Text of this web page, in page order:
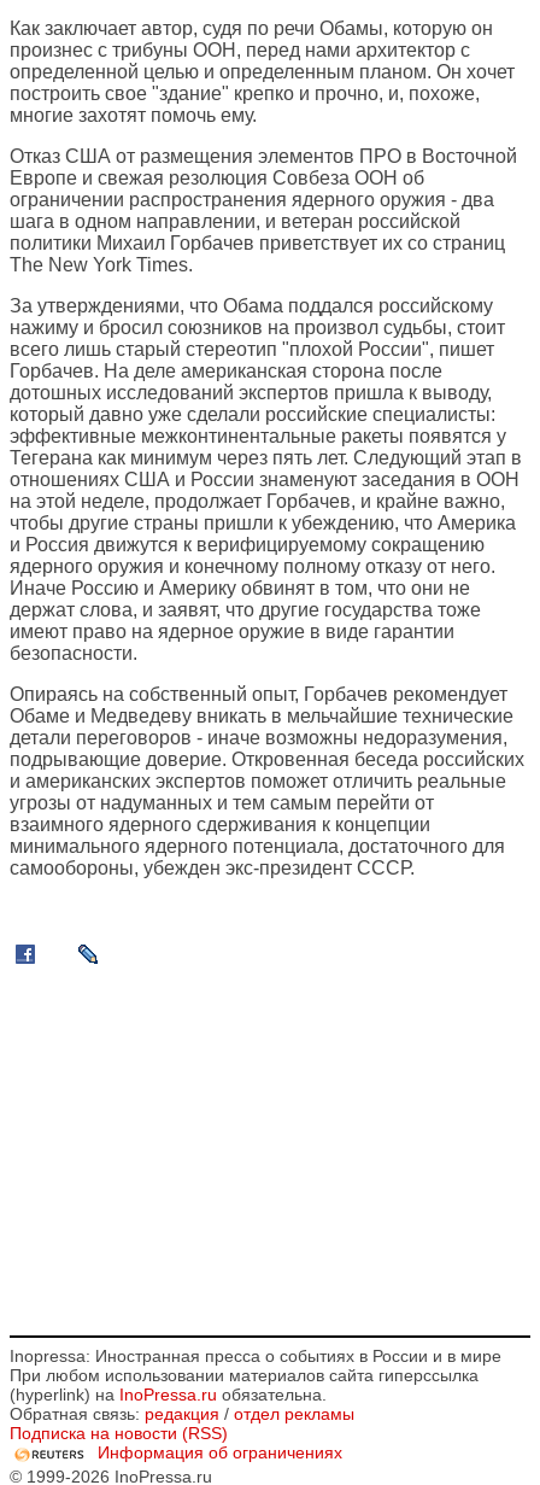
Как заключает автор, судя по речи Обамы, которую он
произнес с трибуны ООН, перед нами архитектор с
определенной целью и определенным планом. Он хочет
построить свое "здание" крепко и прочно, и, похоже,
многие захотят помочь ему.
Отказ США от размещения элементов ПРО в Восточной
Европе и свежая резолюция Совбеза ООН об
ограничении распространения ядерного оружия - два
шага в одном направлении, и ветеран российской
политики Михаил Горбачев приветствует их со страниц
The New York Times.
За утверждениями, что Обама поддался российскому
нажиму и бросил союзников на произвол судьбы, стоит
всего лишь старый стереотип "плохой России", пишет
Горбачев. На деле американская сторона после
дотошных исследований экспертов пришла к выводу,
который давно уже сделали российские специалисты:
эффективные межконтинентальные ракеты появятся у
Тегерана как минимум через пять лет. Следующий этап в
отношениях США и России знаменуют заседания в ООН
на этой неделе, продолжает Горбачев, и крайне важно,
чтобы другие страны пришли к убеждению, что Америка
и Россия движутся к верифицируемому сокращению
ядерного оружия и конечному полному отказу от него.
Иначе Россию и Америку обвинят в том, что они не
держат слова, и заявят, что другие государства тоже
имеют право на ядерное оружие в виде гарантии
безопасности.
Опираясь на собственный опыт, Горбачев рекомендует
Обаме и Медведеву вникать в мельчайшие технические
детали переговоров - иначе возможны недоразумения,
подрывающие доверие. Откровенная беседа российских
и американских экспертов поможет отличить реальные
угрозы от надуманных и тем самым перейти от
взаимного ядерного сдерживания к концепции
минимального ядерного потенциала, достаточного для
самообороны, убежден экс-президент СССР.
Inopressa: Иностранная пресса о событиях в России и в мире
При любом использовании материалов сайта гиперссылка
(hyperlink) на InoPressa.ru обязательна.
Обратная связь: редакция / отдел рекламы
Подписка на новости (RSS)
Информация об ограничениях
© 1999-2026 InoPressa.ru